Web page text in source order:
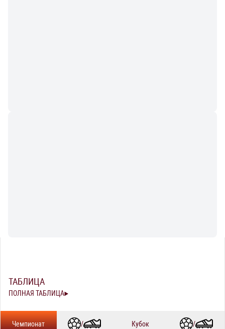
ТАБЛИЦА
ПОЛНАЯ ТАБЛИЦА
Чемпионат / Кубок /